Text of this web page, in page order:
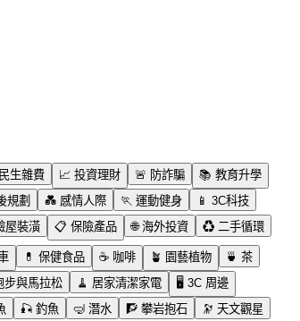
民生雜費 📈 投資理財 🚨 防詐騙 📚 教育升學
規劃 💑 感情人際 🏃 運動健身 📱 3C科技
屋裝潢 📋 保險產品 🌐 海外投資 ♻️ 二手循環
💊 保健食品 ☕ 咖啡 🪴 園藝植物 🍵 茶
步與馬拉松 🧹 居家清潔家電 🖥️ 3C 周邊
🎣 釣魚 🤿 潛水 🧗 攀岩抱石 🔭 天文觀星